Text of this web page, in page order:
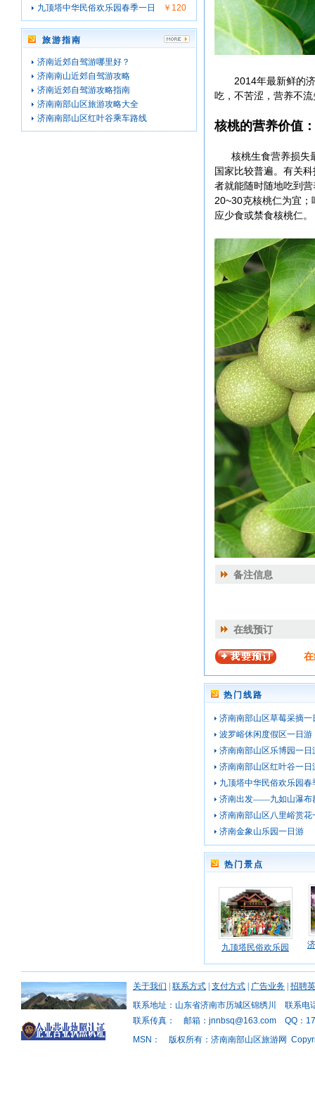
九顶塔中华民俗欢乐园春季一日
￥120
旅游指南
济南近郊自驾游哪里好？
济南南山近郊自驾游攻略
济南近郊自驾游攻略指南
济南南部山区旅游攻略大全
济南南部山区红叶谷乘车路线
2014年最新鲜的济
吃，不苦涩，营养不
核桃的营养价值：
核桃生食营养损失最
国家比较普遍。有关
者就能随时随地吃到
20~30克核桃仁为宜
应少食或禁食核桃仁。
备注信息
在线预订
热门线路
济南南部山区草莓采摘一
波罗峪休闲度假区一日游
济南南部山区乐博园一日
济南南部山区红叶谷一日
九顶塔中华民俗欢乐园春
济南出发——九如山瀑布
济南南部山区八里峪赏花
济南金象山乐园一日游
热门景点
九顶塔民俗欢乐园
关于我们 联系方式 支付方式 广告业务 招聘
联系地址：山东省济南市历城区锦绣川 联系电
联系传真： 邮箱：jnnbsq@163.com QQ：
MSN： 版权所有：济南南部山区旅游网